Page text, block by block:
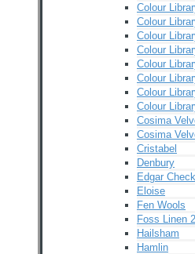
Colour
Colour
Colour
Colour
Colour
Colour
Colour
Colour
Cosima
Cosima
Cristabel
Denbury
Edgar
Eloise
Fen Wools
Foss Linen 2
Hailsham
Hamlin